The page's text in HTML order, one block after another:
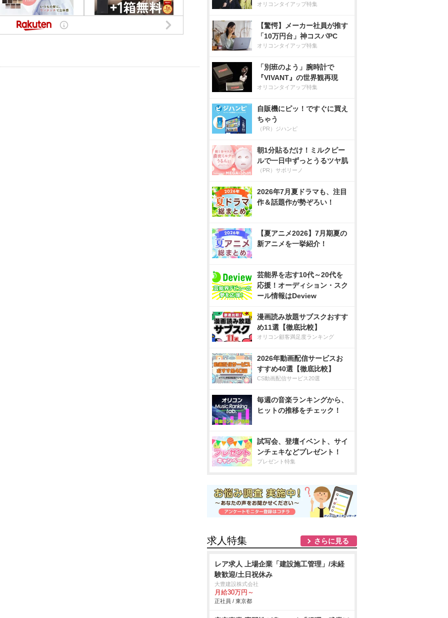
オリコンタイアップ特集
【驚愕】メーカー社員が推す
「10万円台」神コスパPC
オリコンタイアップ特集
「別班のよう」腕時計で
『VIVANT』の世界観再現
オリコンタイアップ特集
自販機にピッ！ですぐに買え
ちゃう
（PR）ジハンピ
朝1分貼るだけ！ミルクピー
ルで一日中ずっとうるツヤ肌
（PR）サボリーノ
2026年7月夏ドラマも、注目
作＆話題作が勢ぞろい！
【夏アニメ2026】7月期夏の
新アニメを一挙紹介！
芸能界を志す10代～20代を
応援！オーディション・スク
ール情報はDeview
漫画読み放題サブスクおすす
め11選【徹底比較】
オリコン顧客満足度ランキング
2026年動画配信サービスお
すすめ40選【徹底比較】
CS動画配信サービス20選
毎週の音楽ランキングから、
ヒットの推移をチェック！
試写会、登壇イベント、サイ
ンチェキなどプレゼント！
プレゼント特集
求人特集 さらに見る
レア求人 上場企業「建設施工管理」/未経
験歓迎/土日祝休み
大豊建設株式会社
月給30万円～
正社員 / 東京都